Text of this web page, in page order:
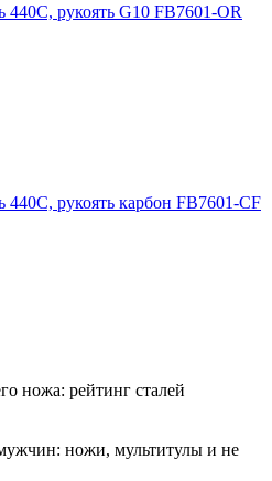
рукоять G10 FB7601-OR
рукоять карбон FB7601-CF
ножа: рейтинг сталей
ножи, мультитулы и не